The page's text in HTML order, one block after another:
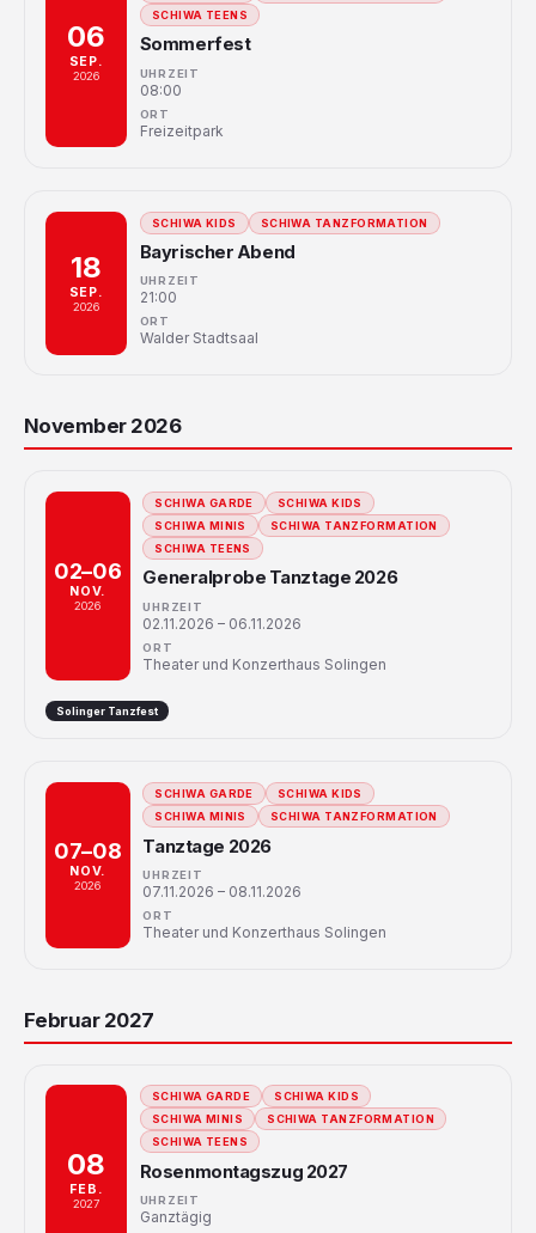
06
SEP.
2026
SCHIWA TEENS
Sommerfest
UHRZEIT
08:00
ORT
Freizeitpark
18
SEP.
2026
SCHIWA KIDS SCHIWA TANZFORMATION
Bayrischer Abend
UHRZEIT
21:00
ORT
Walder Stadtsaal
November 2026
02–06
NOV.
2026
SCHIWA GARDE
SCHIWA KIDS
SCHIWA MINIS
SCHIWA TANZFORMATION
SCHIWA TEENS
Generalprobe Tanztage 2026
UHRZEIT
02.11.2026 – 06.11.2026
ORT
Theater und Konzerthaus Solingen
Solinger Tanzfest
07–08
NOV.
2026
SCHIWA GARDE
SCHIWA KIDS
SCHIWA MINIS
SCHIWA TANZFORMATION
Tanztage 2026
UHRZEIT
07.11.2026 – 08.11.2026
ORT
Theater und Konzerthaus Solingen
Februar 2027
08
FEB.
2027
SCHIWA GARDE
SCHIWA KIDS
SCHIWA MINIS
SCHIWA TANZFORMATION
SCHIWA TEENS
Rosenmontagszug 2027
UHRZEIT
Ganztägig